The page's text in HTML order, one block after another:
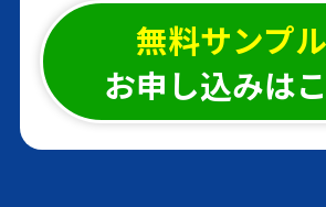
充実野菜 緑黄色
とたっぷり食物繊維
国産玄米仕込み
まろやか黒酢
無料サンプル
お申し込みは